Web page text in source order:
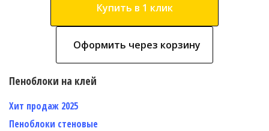
Купить в 1 клик
Оформить через корзину
Пеноблоки на клей
Хит продаж 2025
Пеноблоки стеновые